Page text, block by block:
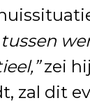
zei
zal dit